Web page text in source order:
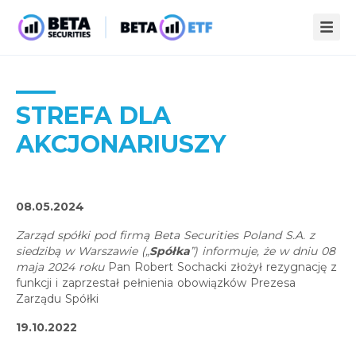
STREFA WIEDZY
INFOPACK
O NAS
KONTAKT
STREFA DLA
AKCJONARIUSZY
08.05.2024
Zarząd spółki pod firmą Beta Securities Poland S.A. z
siedzibą w Warszawie („Spółka”) informuje, że w dniu 08
maja 2024 rokuPan Robert Sochacki złożył rezygnację z
funkcji i zaprzestał pełnienia obowiązków Prezesa
Zarządu Spółki
19.10.2022